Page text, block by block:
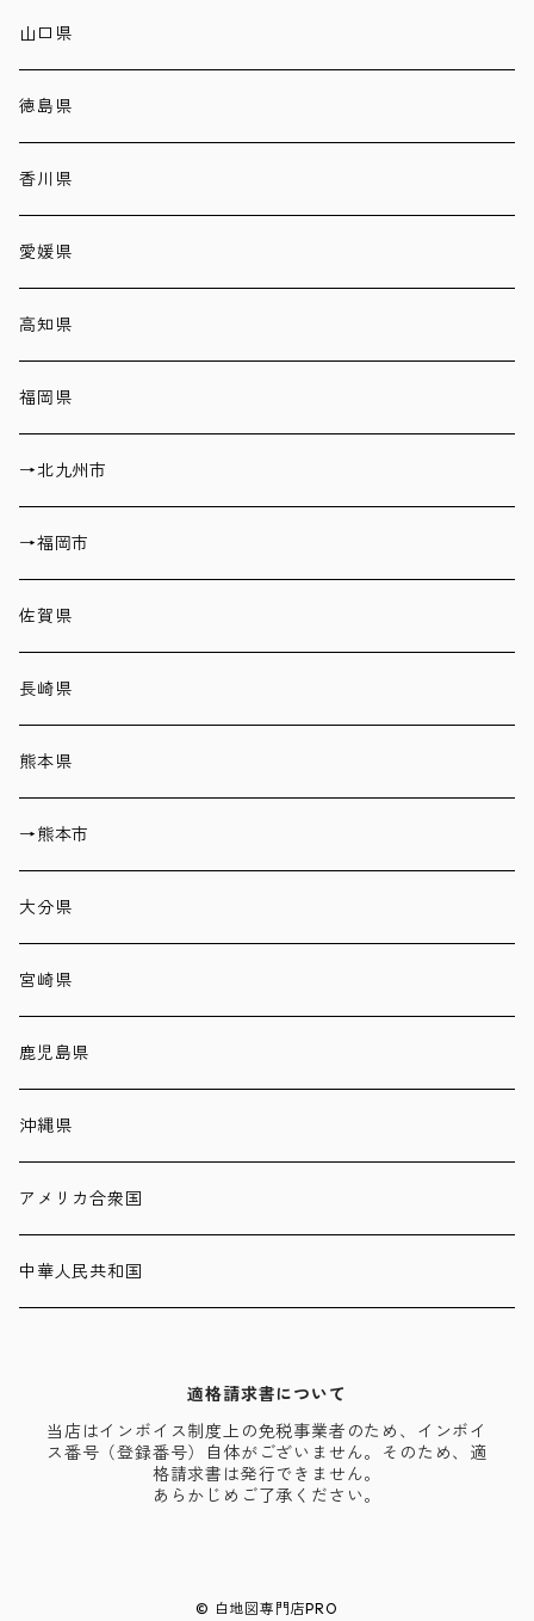
山口県
徳島県
香川県
愛媛県
高知県
福岡県
→北九州市
→福岡市
佐賀県
長崎県
熊本県
→熊本市
大分県
宮崎県
鹿児島県
沖縄県
アメリカ合衆国
中華人民共和国
適格請求書について
当店はインボイス制度上の免税事業者のため、インボイ
ス番号（登録番号）自体がございません。そのため、適
格請求書は発行できません。
あらかじめご了承ください。
© 白地図専門店PRO